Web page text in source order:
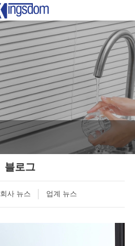
블로그
회사 뉴스 업계 뉴스